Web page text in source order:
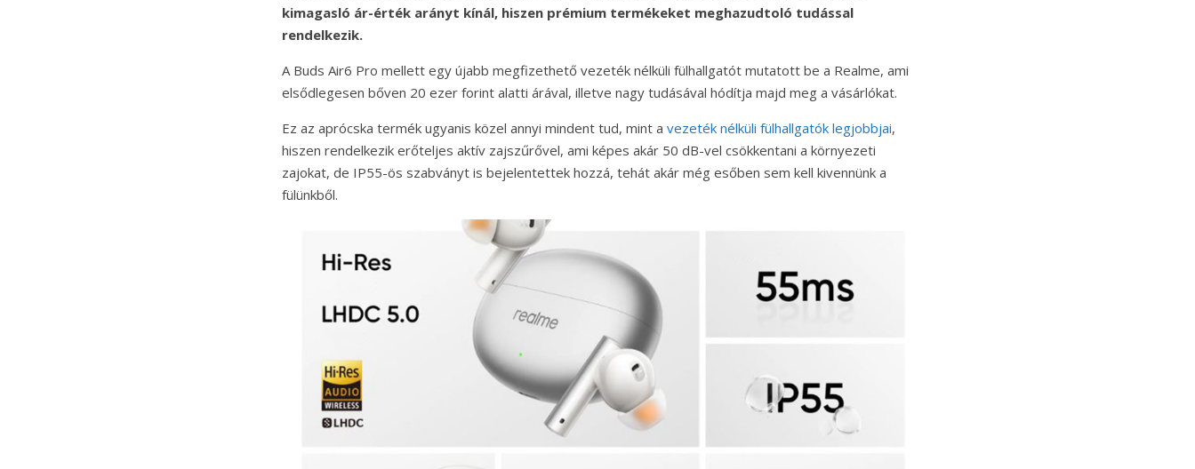
kimagasló ár-érték arányt kínál, hiszen prémium termékeket meghazudtoló tudással
rendelkezik.
A Buds Air6 Pro mellett egy újabb megfizethető vezeték nélküli fülhallgatót mutatott be a Realme, ami
elsődlegesen bőven 20 ezer forint alatti árával, illetve nagy tudásával hódítja majd meg a vásárlókat.
Ez az aprócska termék ugyanis közel annyi mindent tud, mint a vezeték nélküli fülhallgatók legjobbjai,
hiszen rendelkezik erőteljes aktív zajszűrővel, ami képes akár 50 dB-vel csökkentani a környezeti
zajokat, de IP55-ös szabványt is bejelentettek hozzá, tehát akár még esőben sem kell kivennünk a
fülünkből.